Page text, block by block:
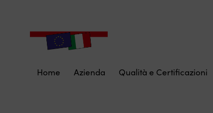
Home Azienda Qualità e Certificazioni